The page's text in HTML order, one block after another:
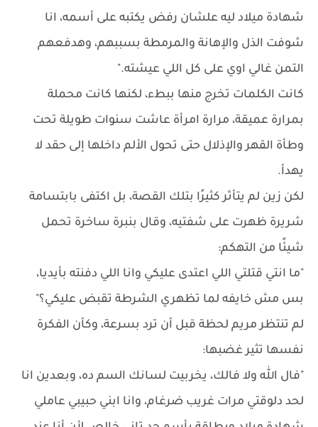
شهادة ميلاد ليه علشان رفض يكتبه على أسمه، انا
شوفت الذل والإهانة والمرمطة بسببهم، وهدفعهم
التمن غالي اوي على كل اللي عيشته."
كانت الكلمات تخرج منها ببطء، لكنها كانت محملة
بمرارة عميقة، مرارة امرأة عاشت سنوات طويلة تحت
وطأة القهر والإذلال حتى تحول الألم داخلها إلى حقد لا
يهدأ.
لكن زين لم يتأثر كثيرًا بتلك القصة، بل اكتفى بابتسامة
شريرة ظهرت على شفتيه، وقال بنبرة ساخرة تحمل
شيئًا من التهكم:
"ما انتي قتلتي اللي اعتدى عليكي وانا اللي دفنته بأيديا،
بس مش خايفه لما تظهري الشرطة تقبض عليكي؟"
لم تنتظر مريم لحظة قبل أن ترد بسرعة، وكأن الفكرة
نفسها تثير غضبها:
"فال الله ولا فالك، يخربيت لسانك السم ده، وبعدين انا
لحد دلوقتي مرات غريب ضرغام، وانا ابني حبيبي عاملي